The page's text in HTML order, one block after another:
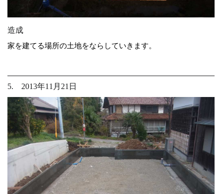
造成
家を建てる場所の土地をならしていきます。
5. 2013年11月21日